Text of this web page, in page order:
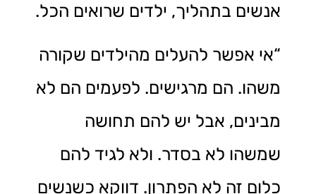
אנשים בתהליך, ילדים שרואים הכל.
“אי אפשר להעלים מהילדים שקורה
משהו. הם מרגישים. לפעמים הם לא
מבינים, אבל יש להם תחושה
שמשהו לא בסדר. ולא לגיד להם
כלום זה לא הפתרון. דווקא כשנשים